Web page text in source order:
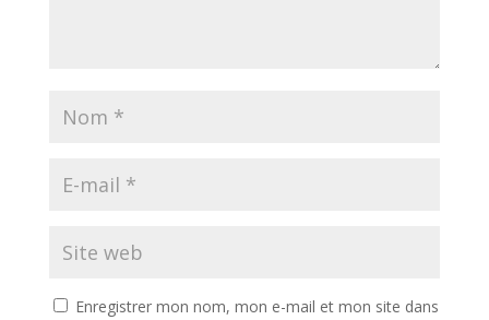
Enregistrer mon nom, mon e-mail et mon site dans